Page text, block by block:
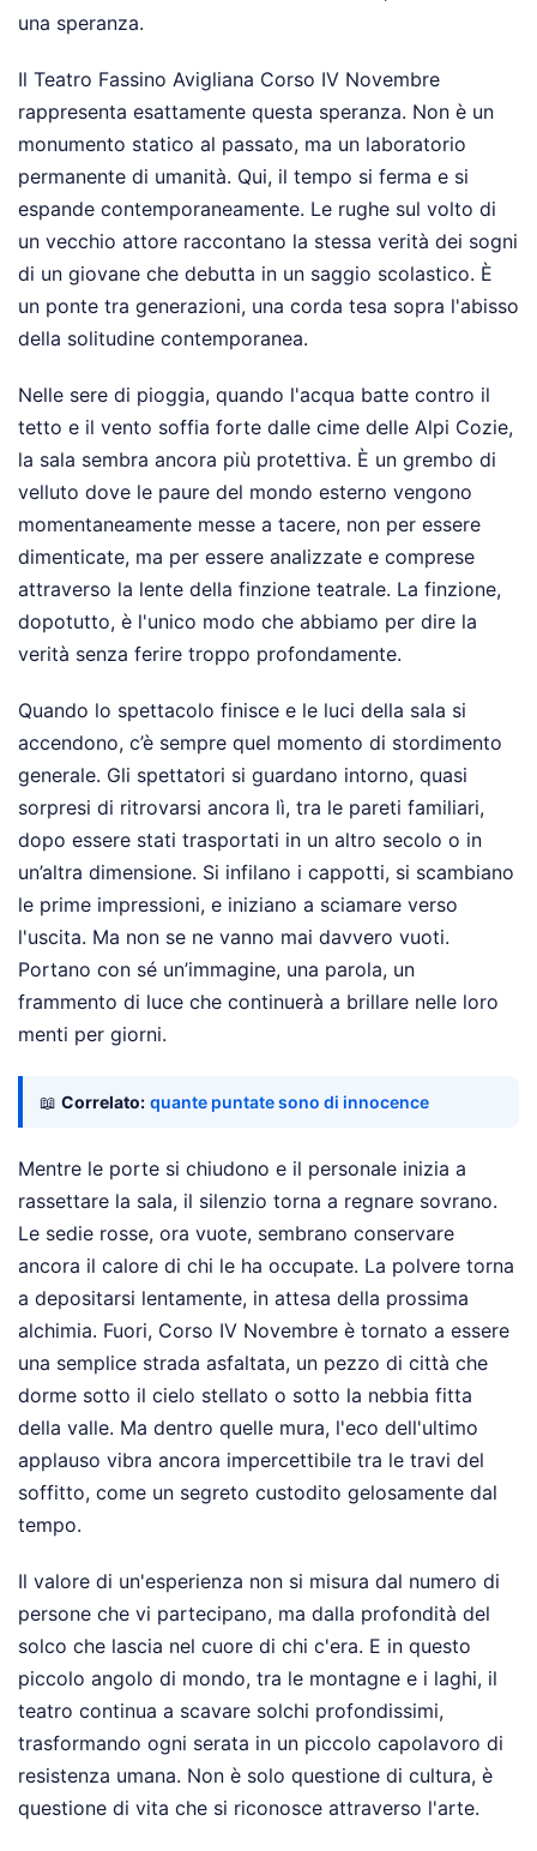
una speranza.
Il Teatro Fassino Avigliana Corso IV Novembre
rappresenta esattamente questa speranza. Non è un
monumento statico al passato, ma un laboratorio
permanente di umanità. Qui, il tempo si ferma e si
espande contemporaneamente. Le rughe sul volto di
un vecchio attore raccontano la stessa verità dei sogni
di un giovane che debutta in un saggio scolastico. È
un ponte tra generazioni, una corda tesa sopra l'abisso
della solitudine contemporanea.
Nelle sere di pioggia, quando l'acqua batte contro il
tetto e il vento soffia forte dalle cime delle Alpi Cozie,
la sala sembra ancora più protettiva. È un grembo di
velluto dove le paure del mondo esterno vengono
momentaneamente messe a tacere, non per essere
dimenticate, ma per essere analizzate e comprese
attraverso la lente della finzione teatrale. La finzione,
dopotutto, è l'unico modo che abbiamo per dire la
verità senza ferire troppo profondamente.
Quando lo spettacolo finisce e le luci della sala si
accendono, c’è sempre quel momento di stordimento
generale. Gli spettatori si guardano intorno, quasi
sorpresi di ritrovarsi ancora lì, tra le pareti familiari,
dopo essere stati trasportati in un altro secolo o in
un’altra dimensione. Si infilano i cappotti, si scambiano
le prime impressioni, e iniziano a sciamare verso
l'uscita. Ma non se ne vanno mai davvero vuoti.
Portano con sé un’immagine, una parola, un
frammento di luce che continuerà a brillare nelle loro
menti per giorni.
📖 Correlato: quante puntate sono di innocence
Mentre le porte si chiudono e il personale inizia a
rassettare la sala, il silenzio torna a regnare sovrano.
Le sedie rosse, ora vuote, sembrano conservare
ancora il calore di chi le ha occupate. La polvere torna
a depositarsi lentamente, in attesa della prossima
alchimia. Fuori, Corso IV Novembre è tornato a essere
una semplice strada asfaltata, un pezzo di città che
dorme sotto il cielo stellato o sotto la nebbia fitta
della valle. Ma dentro quelle mura, l'eco dell'ultimo
applauso vibra ancora impercettibile tra le travi del
soffitto, come un segreto custodito gelosamente dal
tempo.
Il valore di un'esperienza non si misura dal numero di
persone che vi partecipano, ma dalla profondità del
solco che lascia nel cuore di chi c'era. E in questo
piccolo angolo di mondo, tra le montagne e i laghi, il
teatro continua a scavare solchi profondissimi,
trasformando ogni serata in un piccolo capolavoro di
resistenza umana. Non è solo questione di cultura, è
questione di vita che si riconosce attraverso l'arte.